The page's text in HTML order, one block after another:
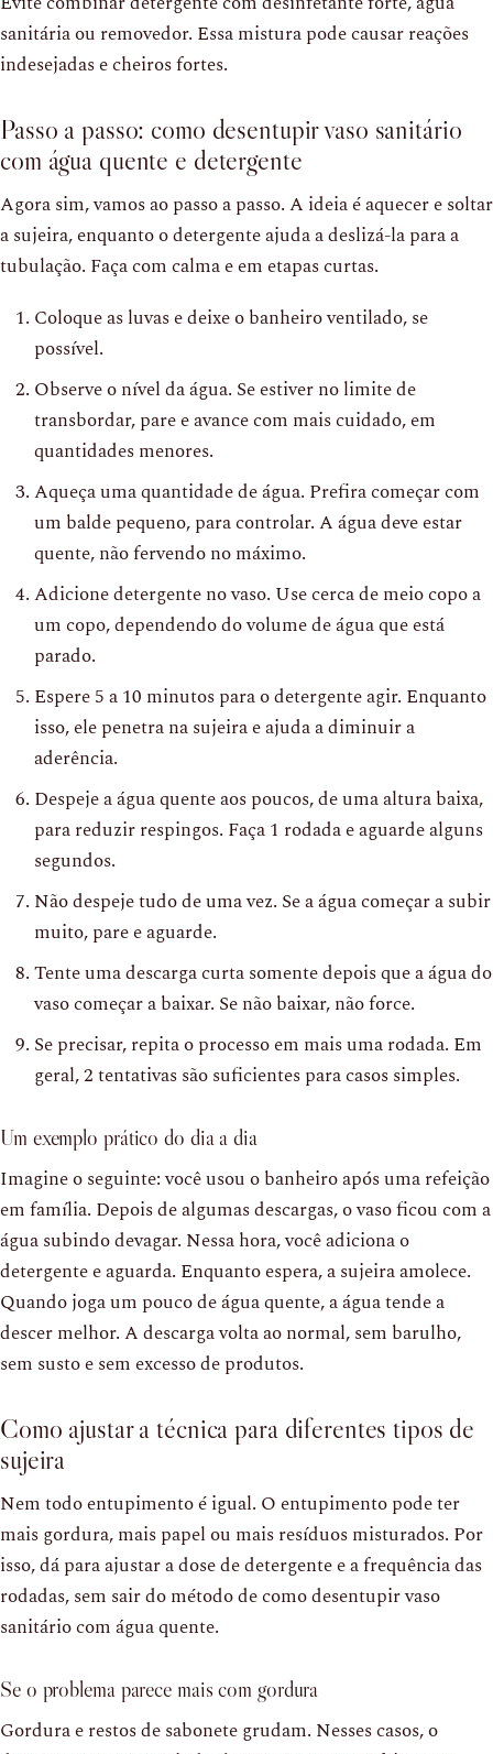
sanitária ou removedor. Essa mistura pode causar reações
indesejadas e cheiros fortes.
Passo a passo: como desentupir vaso sanitário
com água quente e detergente
Agora sim, vamos ao passo a passo. A ideia é aquecer e soltar
a sujeira, enquanto o detergente ajuda a deslizá-la para a
tubulação. Faça com calma e em etapas curtas.
Coloque as luvas e deixe o banheiro ventilado, se
possível.
Observe o nível da água. Se estiver no limite de
transbordar, pare e avance com mais cuidado, em
quantidades menores.
Aqueça uma quantidade de água. Prefira começar com
um balde pequeno, para controlar. A água deve estar
quente, não fervendo no máximo.
Adicione detergente no vaso. Use cerca de meio copo a
um copo, dependendo do volume de água que está
parado.
Espere 5 a 10 minutos para o detergente agir. Enquanto
isso, ele penetra na sujeira e ajuda a diminuir a
aderência.
Despeje a água quente aos poucos, de uma altura baixa,
para reduzir respingos. Faça 1 rodada e aguarde alguns
segundos.
Não despeje tudo de uma vez. Se a água começar a subir
muito, pare e aguarde.
Tente uma descarga curta somente depois que a água do
vaso começar a baixar. Se não baixar, não force.
Se precisar, repita o processo em mais uma rodada. Em
geral, 2 tentativas são suficientes para casos simples.
Um exemplo prático do dia a dia
Imagine o seguinte: você usou o banheiro após uma refeição
em família. Depois de algumas descargas, o vaso ficou com a
água subindo devagar. Nessa hora, você adiciona o
detergente e aguarda. Enquanto espera, a sujeira amolece.
Quando joga um pouco de água quente, a água tende a
descer melhor. A descarga volta ao normal, sem barulho,
sem susto e sem excesso de produtos.
Como ajustar a técnica para diferentes tipos de
sujeira
Nem todo entupimento é igual. O entupimento pode ter
mais gordura, mais papel ou mais resíduos misturados. Por
isso, dá para ajustar a dose de detergente e a frequência das
rodadas, sem sair do método de como desentupir vaso
sanitário com água quente.
Se o problema parece mais com gordura
Gordura e restos de sabonete grudam. Nesses casos, o